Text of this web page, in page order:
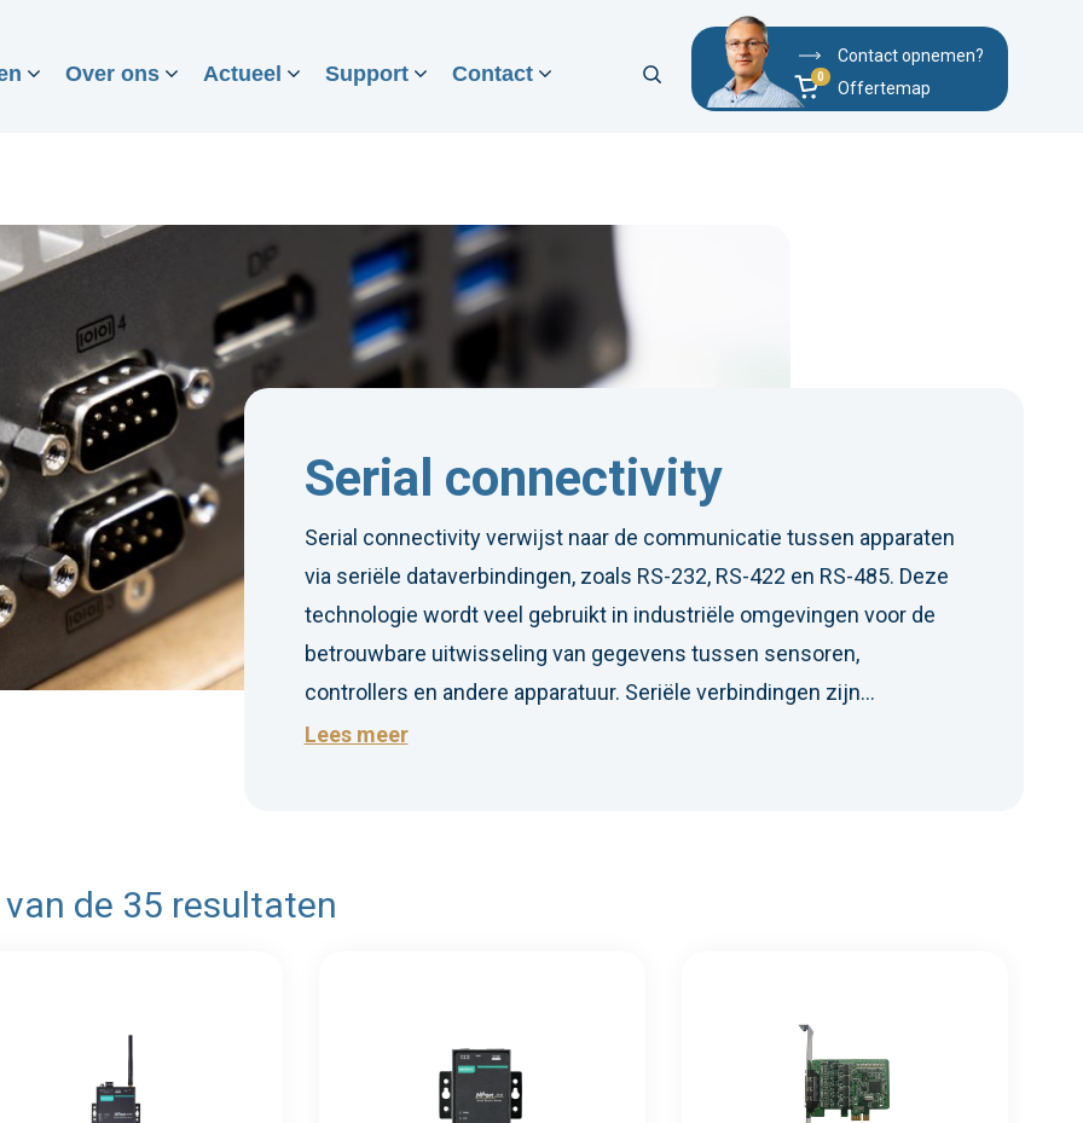
Over ons Actueel Support Contact
Contact opnemen?
Offertemap
Serial connectivity
Serial connectivity verwijst naar de communicatie tussen apparaten
via seriële dataverbindingen, zoals RS-232, RS-422 en RS-485. Deze
technologie wordt veel gebruikt in industriële omgevingen voor de
betrouwbare uitwisseling van gegevens tussen sensoren,
controllers en andere apparatuur. Seriële verbindingen zijn
eenvoudig te implementeren, kosten effectief en goed bestand
Lees meer
de 35 resultaten